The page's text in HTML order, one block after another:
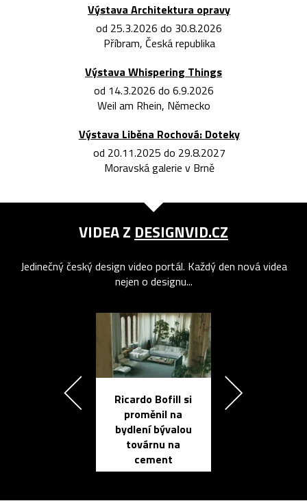
Výstava Architektura opravy
od 25.3.2026 do 30.8.2026
Příbram, Česká republika
Výstava Whispering Things
od 14.3.2026 do 6.9.2026
Weil am Rhein, Německo
Výstava Liběna Rochová: Doteky
od 20.11.2025 do 29.8.2027
Moravská galerie v Brně
VIDEA Z DESIGNVID.CZ
Jedinečný český design video portál. Každý den nová videa
nejen o designu...
Ricardo Bofill si
proměnil na
bydlení bývalou
továrnu na
cement